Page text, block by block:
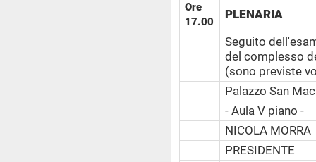
Ore
17.00
PLENARIA
Seguito
del complesso
(sono previste
Palazzo San
- Aula V piano -
NICOLA MORRA
PRESIDENTE